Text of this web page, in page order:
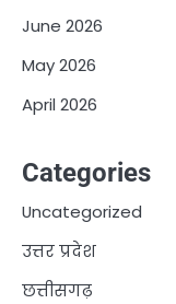
June 2026
May 2026
April 2026
Categories
Uncategorized
उत्तर प्रदेश
छत्तीसगढ़